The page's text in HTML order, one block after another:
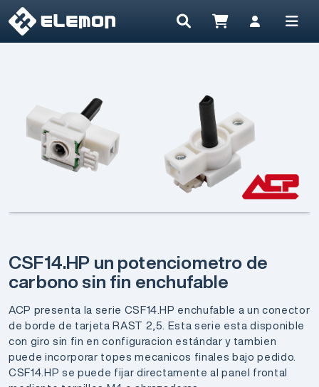
CSF14.HP un potenciometro de
carbono sin fin enchufable
ACP presenta la serie CSF14.HP enchufable a un conector
de borde de tarjeta RAST 2,5. Esta serie esta disponible
con giro sin fin en configuracion estándar y tambien
puede incorporar topes mecanicos finales bajo pedido.
CSF14.HP se puede fijar directamente al panel frontal